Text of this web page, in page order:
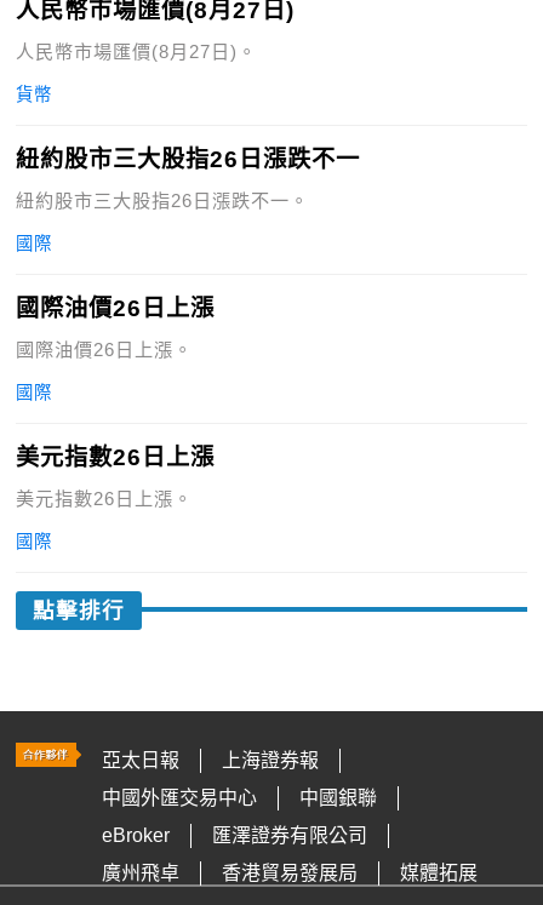
人民幣市場匯價(8月27日)
人民幣市場匯價(8月27日)。
貨幣
紐約股市三大股指26日漲跌不一
紐約股市三大股指26日漲跌不一。
國際
國際油價26日上漲
國際油價26日上漲。
國際
美元指數26日上漲
美元指數26日上漲。
國際
點擊排行
亞太日報
上海證券報
中國外匯交易中心
中國銀聯
eBroker
匯澤證券有限公司
廣州飛卓
香港貿易發展局 媒體拓展